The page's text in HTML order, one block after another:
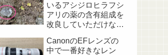
いるアシジロヒラフシ
アリの薬の含有組成を
改良していただけない
CanonのEFレンズの
中で一番好きなレン